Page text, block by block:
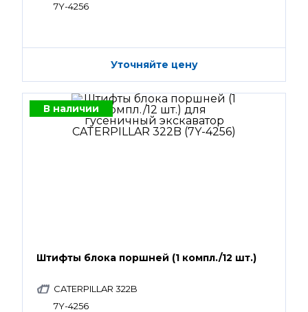
7Y-4256
Уточняйте цену
В наличии
Штифты блока поршней (1 компл./12 шт.)
CATERPILLAR 322B
7Y-4256